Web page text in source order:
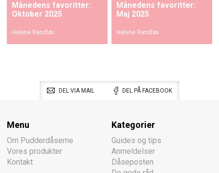
Månedens favoritter:
Oktober 2025
Helene Randløv
Månedens favoritter:
Maj 2025
Helene Randløv
DEL VIA MAIL DEL PÅ FACEBOOK
Menu
Om Pudderdåserne
Vores produkter
Kontakt
Kategorier
Guides og tips
Anmeldelser
Dåseposten